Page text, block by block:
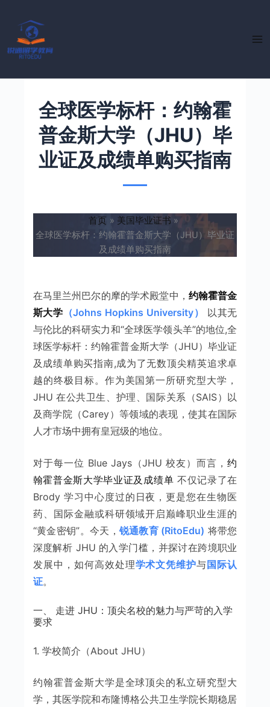
容
全球医学标杆：约翰霍
普金斯大学（JHU）毕
业证及成绩单购买指南
首页
美国毕业证书
全球医学标杆：约翰霍普金斯大学（JHU）毕业证
及成绩单购买指南
在马里兰州巴尔的摩的学术殿堂中， 约翰霍普金
斯大学 （Johns Hopkins University）
以其无
与伦比的科研实力和“全球医学领头羊”的地位,全
球医学标杆：约翰霍普金斯大学（JHU）毕业证
及成绩单购买指南,成为了无数顶尖精英追求卓
越的终极目标。作为美国第一所研究型大学，
JHU 在公共卫生、护理、国际关系（SAIS）以
及商学院（Carey）等领域的表现，使其在国际
人才市场中拥有皇冠级的地位。
对于每一位 Blue Jays（JHU 校友）而言，约
翰霍普金斯大学毕业证及成绩单 不仅记录了在
Brody 学习中心度过的日夜，更是您在生物医
药、国际金融或科研领域开启巅峰职业生涯的
“黄金密钥”。今天， 锐通教育 (RitoEdu) 将带您
深度解析 JHU 的入学门槛，并探讨在跨境职业
发展中，如何高效处理学术文凭维护与 国际认
证。
一、 走进 JHU：顶尖名校的魅力与严苛的入学
要求
1. 学校简介（About JHU）
约翰霍普金斯大学是全球顶尖的私立研究型大
学，其医学院和布隆博格公共卫生学院长期稳居